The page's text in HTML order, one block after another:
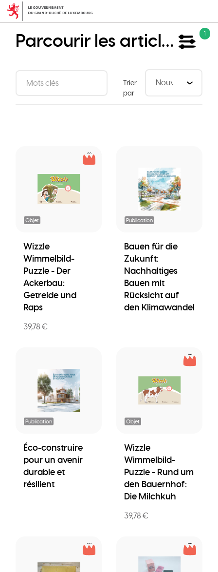
Aller
au
principal
Parcourir les articles 1
Trier
par
Objet
Wizzle
Wimmelbild-
Puzzle - Der
Ackerbau:
Getreide und
Raps
39,78 €
Publication
Bauen für die
Zukunft:
Nachhaltiges
Bauen mit
Rücksicht auf
den Klimawandel
Publication
Éco-construire
pour un avenir
durable et
résilient
Objet
Wizzle
Wimmelbild-
Puzzle - Rund um
den Bauernhof:
Die Milchkuh
39,78 €